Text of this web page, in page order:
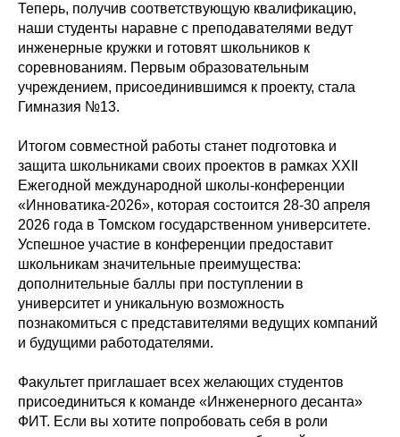
Теперь, получив соответствующую квалификацию,
наши студенты наравне с преподавателями ведут
инженерные кружки и готовят школьников к
соревнованиям. Первым образовательным
учреждением, присоединившимся к проекту, стала
Гимназия №13.
Итогом совместной работы станет подготовка и
защита школьниками своих проектов в рамках XXII
Ежегодной международной школы-конференции
«Инноватика-2026», которая состоится 28-30 апреля
2026 года в Томском государственном университете.
Успешное участие в конференции предоставит
школьникам значительные преимущества:
дополнительные баллы при поступлении в
университет и уникальную возможность
познакомиться с представителями ведущих компаний
и будущими работодателями.
Факультет приглашает всех желающих студентов
присоединиться к команде «Инженерного десанта»
ФИТ. Если вы хотите попробовать себя в роли